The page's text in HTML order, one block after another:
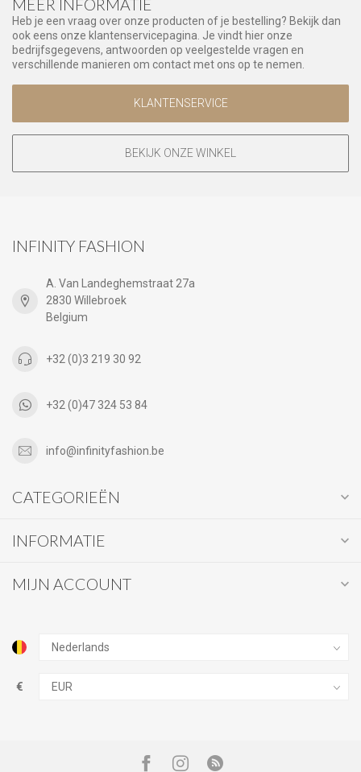
MEER INFORMATIE
Heb je een vraag over onze producten of je bestelling? Bekijk dan
ook eens onze klantenservicepagina. Je vindt hier onze
bedrijfsgegevens, antwoorden op veelgestelde vragen en
verschillende manieren om contact met ons op te nemen.
KLANTENSERVICE
BEKIJK ONZE WINKEL
INFINITY FASHION
A. Van Landeghemstraat 27a
2830 Willebroek
Belgium
+32 (0)3 219 30 92
+32 (0)47 324 53 84
info@infinityfashion.be
CATEGORIEËN
INFORMATIE
MIJN ACCOUNT
€